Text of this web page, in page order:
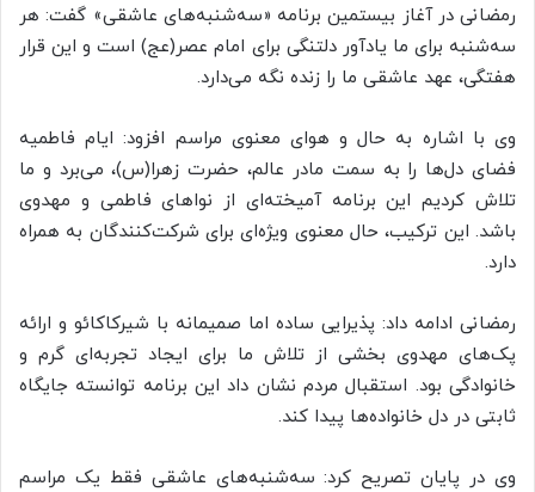
رمضانی در آغاز بیستمین برنامه «سه‌شنبه‌های عاشقی» گفت: هر
سه‌شنبه برای ما یادآور دلتنگی برای امام عصر(عج) است و این قرار
هفتگی، عهد عاشقی ما را زنده نگه می‌دارد.
وی با اشاره به حال و هوای معنوی مراسم افزود: ایام فاطمیه
فضای دل‌ها را به سمت مادر عالم، حضرت زهرا(س)، می‌برد و ما
تلاش کردیم این برنامه آمیخته‌ای از نواهای فاطمی و مهدوی
باشد. این ترکیب، حال معنوی ویژه‌ای برای شرکت‌کنندگان به همراه
دارد.
رمضانی ادامه داد: پذیرایی ساده اما صمیمانه با شیرکاکائو و ارائه
پک‌های مهدوی بخشی از تلاش ما برای ایجاد تجربه‌ای گرم و
خانوادگی بود. استقبال مردم نشان داد این برنامه توانسته جایگاه
ثابتی در دل خانواده‌ها پیدا کند.
وی در پایان تصریح کرد: سه‌شنبه‌های عاشقی فقط یک مراسم